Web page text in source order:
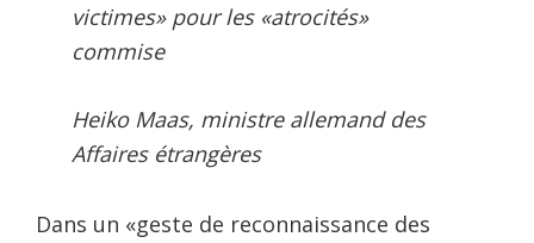
victimes» pour les «atrocités»
commise
Heiko Maas, ministre allemand des
Affaires étrangères
Dans un «geste de reconnaissance des